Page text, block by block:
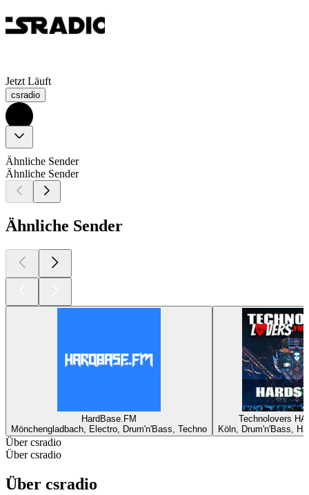
Jetzt Läuft
csradio
Ähnliche Sender
Ähnliche Sender
Ähnliche Sender
HardBase.FM
Mönchengladbach, Electro, Drum'n'Bass, Techno
Technolovers
Köln, Drum'n'Bass,
Über csradio
Über csradio
Über csradio